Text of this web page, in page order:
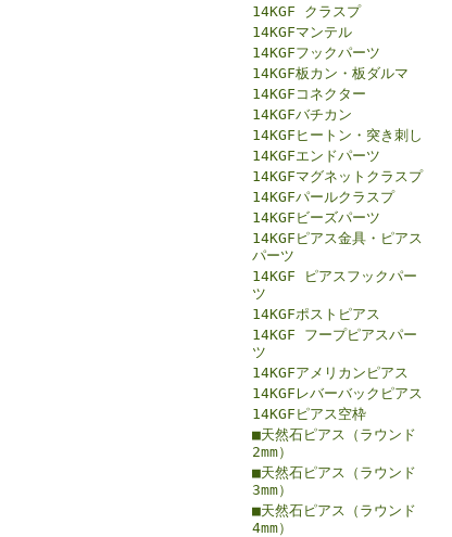
14KGF クラスプ
14KGFマンテル
14KGFフックパーツ
14KGF板カン・板ダルマ
14KGFコネクター
14KGFバチカン
14KGFヒートン・突き刺し
14KGFエンドパーツ
14KGFマグネットクラスプ
14KGFパールクラスプ
14KGFビーズパーツ
14KGFピアス金具・ピアス
パーツ
14KGF ピアスフックパー
ツ
14KGFポストピアス
14KGF フープピアスパー
ツ
14KGFアメリカンピアス
14KGFレバーバックピアス
14KGFピアス空枠
■天然石ピアス（ラウンド
2mm）
■天然石ピアス（ラウンド
3mm）
■天然石ピアス（ラウンド
4mm）